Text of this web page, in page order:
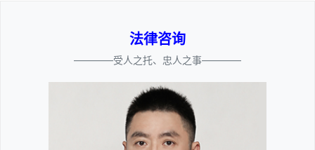
法律咨询
————受人之托、忠人之事————